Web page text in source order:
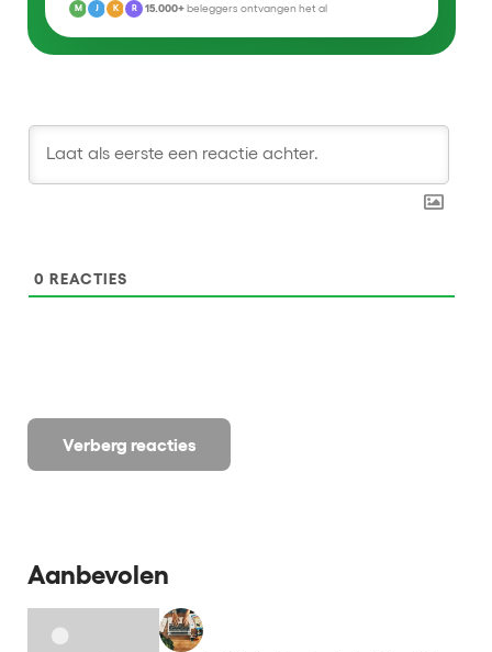
M J K R 15.000+beleggers ontvangen het al
Verberg reacties
0 REACTIES
Aanbevolen